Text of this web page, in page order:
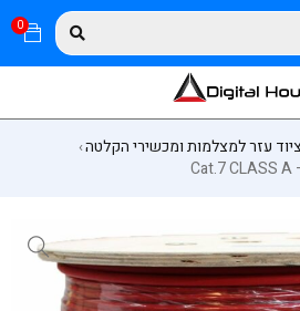
0
ציוד עזר למצלמות ומכשירי הקלטה›